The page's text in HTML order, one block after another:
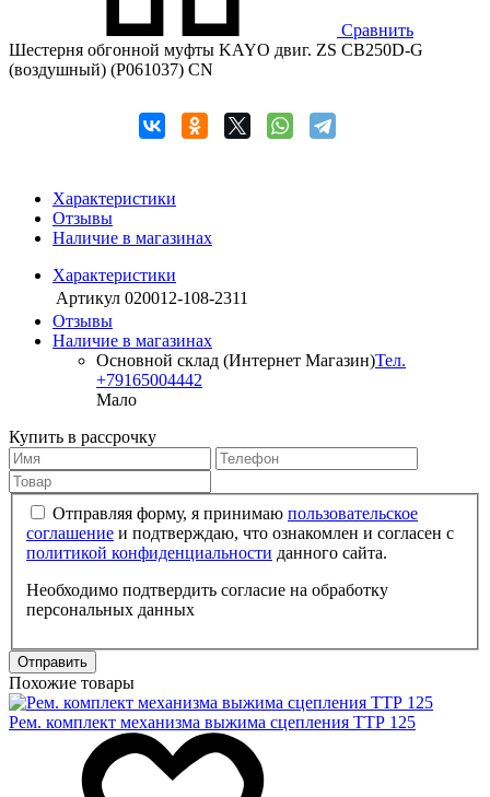
Сравнить
Шестерня обгонной муфты KAYO двиг. ZS CB250D-G
(воздушный) (P061037) CN
Характеристики
Отзывы
Наличие в магазинах
Характеристики
Артикул 020012-108-2311
Отзывы
Наличие в магазинах
Основной склад (Интернет Магазин)Тел.
+79165004442
Мало
Купить в рассрочку
Отправляя форму, я принимаю пользовательское
соглашение и подтверждаю, что ознакомлен и согласен с
политикой конфиденциальности данного сайта.
Необходимо подтвердить согласие на обработку
персональных данных
Отправить
Похожие товары
Рем. комплект механизма выжима сцепления ТТР 125